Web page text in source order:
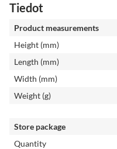
Tiedot
Product measurements
Height (mm)
Length (mm)
Width (mm)
Weight (g)
Store package
Quantity